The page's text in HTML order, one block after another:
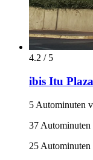
4.2 / 5
ibis Itu
5 Autominuten
37 Autominuten
25